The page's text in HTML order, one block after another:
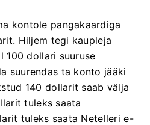
kontole pangakaardiga
Hiljem tegi kaupleja
100 dollari suuruse
suurendas ta konto jääki
140 dollarit saab välja
tuleks saata
tuleks saata Netelleri e-